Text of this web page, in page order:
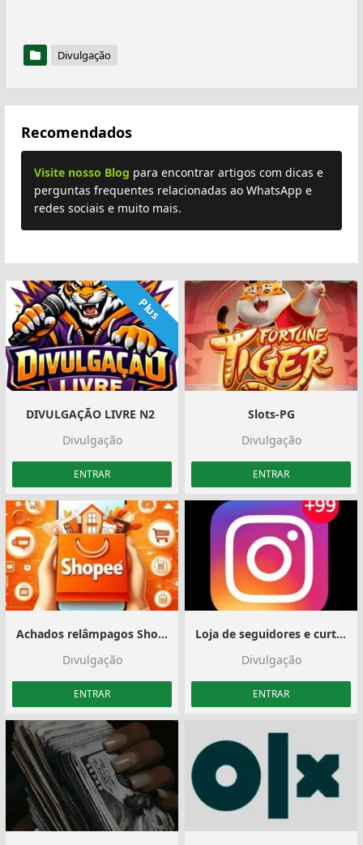
Divulgação
Recomendados
Visite nosso Blog para encontrar artigos com dicas e
perguntas frequentes relacionadas ao WhatsApp e
redes sociais e muito mais.
Plus
DIVULGAÇÃO LIVRE N2 ‍️
Divulgação
ENTRAR
Slots-PG
Divulgação
ENTRAR
Achados relâmpagos Shopee
Divulgação
ENTRAR
Loja de seguidores e curtidas
Divulgação
ENTRAR